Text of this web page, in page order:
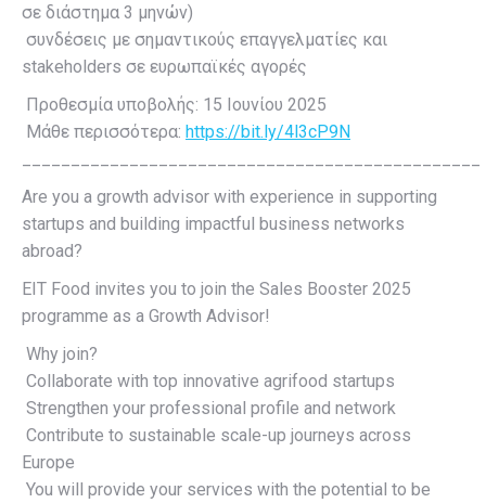
σε διάστημα 3 μηνών)
συνδέσεις με σημαντικούς επαγγελματίες και
stakeholders σε ευρωπαϊκές αγορές
Προθεσμία υποβολής: 15 Ιουνίου 2025
Μάθε περισσότερα: https://bit.ly/4l3cP9N
Are you a growth advisor with experience in supporting
startups and building impactful business networks
abroad?
EIT Food invites you to join the Sales Booster 2025
programme as a Growth Advisor!
Why join?
Collaborate with top innovative agrifood startups
Strengthen your professional profile and network
Contribute to sustainable scale-up journeys across
Europe
You will provide your services with the potential to be